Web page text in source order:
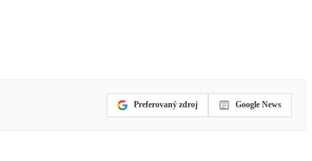
Preferovaný zdroj Google News